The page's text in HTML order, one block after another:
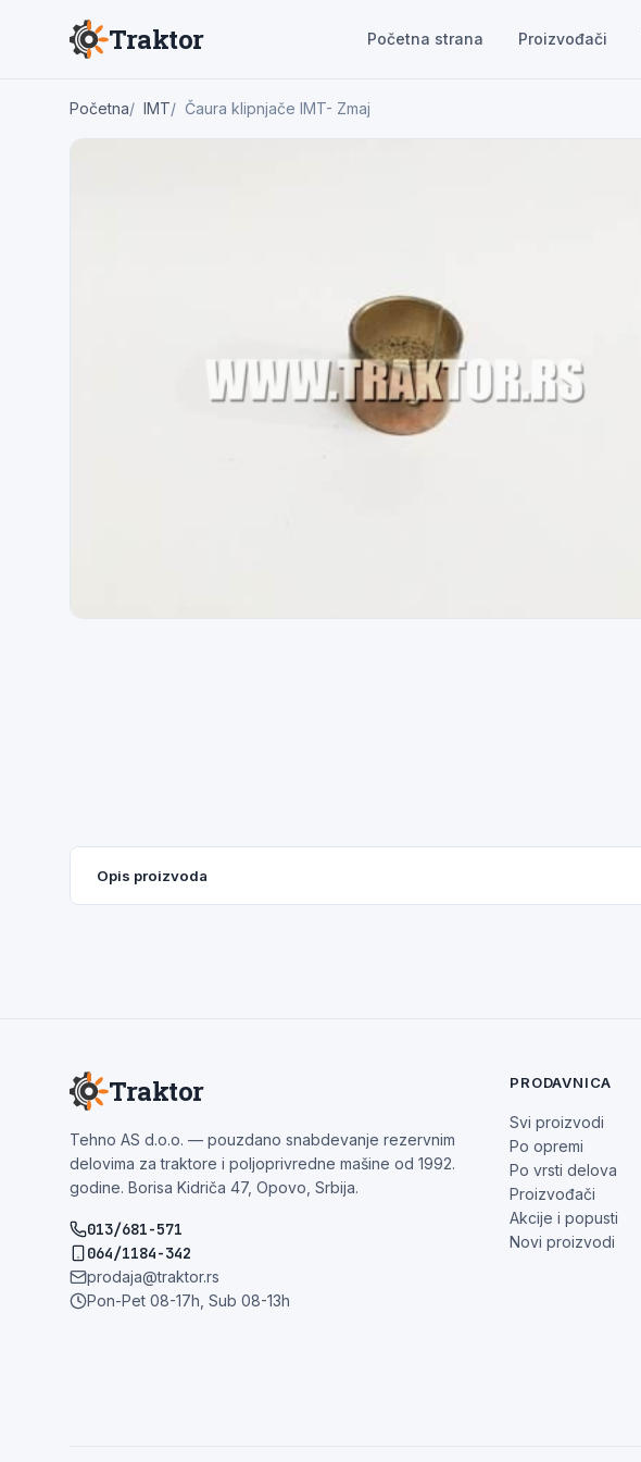
Traktor Početna strana Proizvođači
Početna IMT Čaura klipnjače IMT- Zmaj
Opis proizvoda
Traktor
Tehno AS d.o.o. — pouzdano snabdevanje rezervnim
delovima za traktore i poljoprivredne mašine od 1992.
godine. Borisa Kidriča 47, Opovo, Srbija.
013/681-571
064/1184-342
prodaja@traktor.rs
Pon-Pet 08-17h, Sub 08-13h
PRODAVNICA
Svi proizvodi
Po opremi
Po vrsti delova
Proizvođači
Akcije i popusti
Novi proizvodi